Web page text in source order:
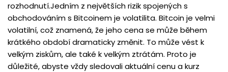
rozhodnutí.Jedním z největších rizik spojených s
obchodováním s Bitcoinem je volatilita. Bitcoin je velmi
volatilní, což znamená, že jeho cena se může během
krátkého období dramaticky změnit. To může vést k
velkým ziskům, ale také k velkým ztrátám. Proto je
důležité, abyste vždy sledovali aktuální cenu a kurz